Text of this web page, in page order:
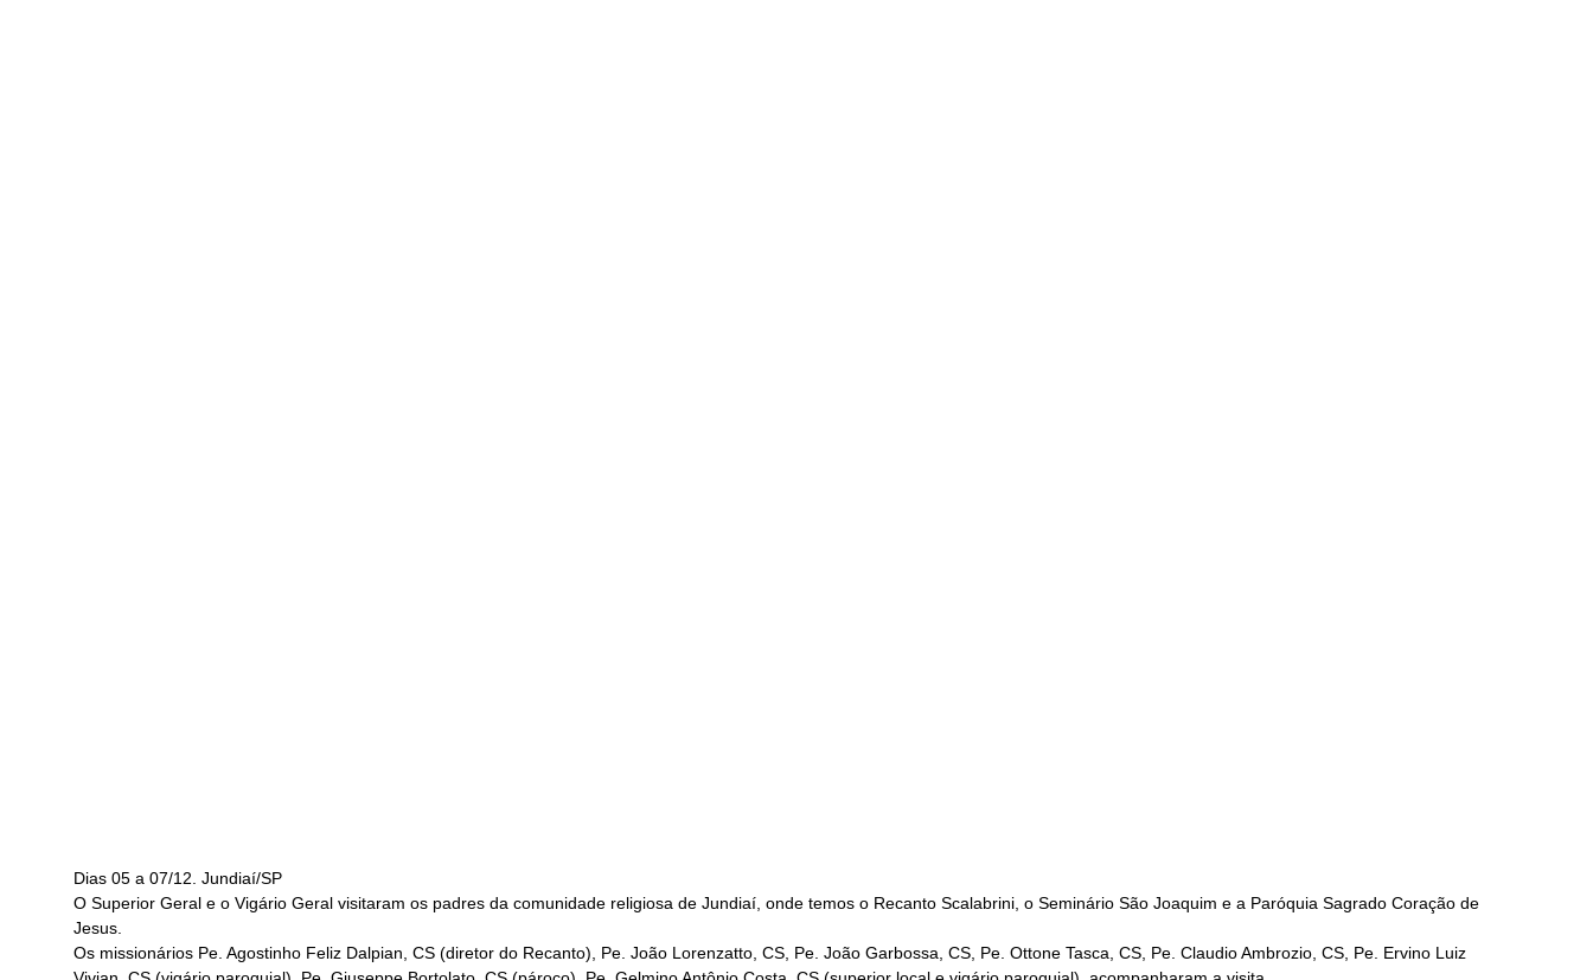
Dias 05 a 07/12. Jundiaí/SP
O Superior Geral e o Vigário Geral visitaram os padres da comunidade religiosa de Jundiaí, onde temos o Recanto Scalabrini, o Seminário São Joaquim e a Paróquia Sagrado Coração de
Jesus.
Os missionários Pe. Agostinho Feliz Dalpian, CS (diretor do Recanto), Pe. João Lorenzatto, CS, Pe. João Garbossa, CS, Pe. Ottone Tasca, CS, Pe. Claudio Ambrozio, CS, Pe. Ervino Luiz